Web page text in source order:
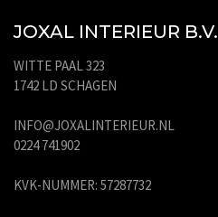
JOXAL INTERIEUR B.V.
WITTE PAAL 323
1742 LD SCHAGEN
INFO@JOXALINTERIEUR.NL
0224 741902
KVK-NUMMER: 57287732